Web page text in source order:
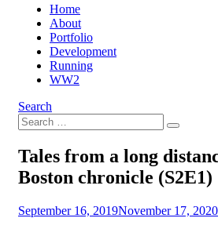
Home
About
Portfolio
Development
Running
WW2
Search
Search
for:
Search
Tales from a long
Boston chronicle (S2E1)
byFredrik
Posted
September 16, 2019November 17, 2020